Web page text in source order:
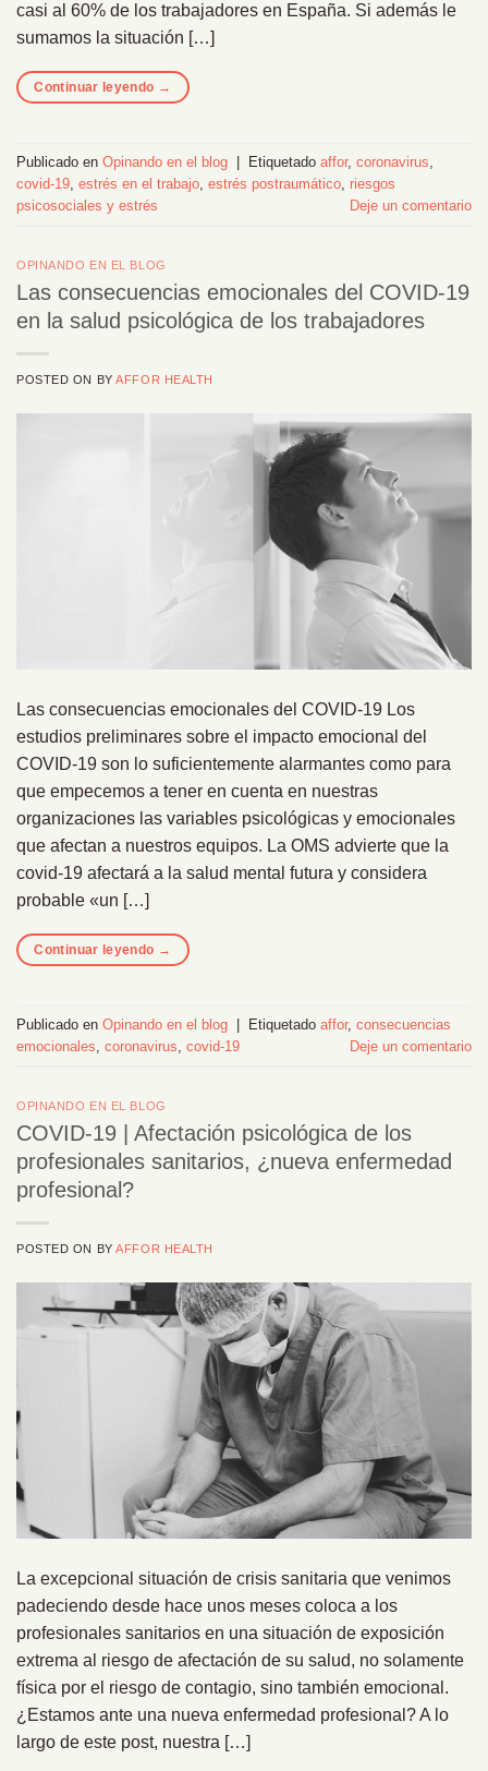
casi al 60% de los trabajadores en España. Si además le
sumamos la situación […]
Continuar leyendo →
Publicado en Opinando en el blog Etiquetado affor, coronavirus
covid-19 estrés en el trabajo estrés postraumático riesgos
psicosociales y estrés
Deje un comentario
OPINANDO EN EL BLOG
Las consecuencias emocionales del COVID-19
en la salud psicológica de los trabajadores
POSTED ON BYAFFOR HEALTH
Las consecuencias emocionales del COVID-19 Los
estudios preliminares sobre el impacto emocional del
COVID-19 son lo suficientemente alarmantes como para
que empecemos a tener en cuenta en nuestras
organizaciones las variables psicológicas y emocionales
que afectan a nuestros equipos. La OMS advierte que la
covid-19 afectará a la salud mental futura y considera
probable «un […]
Continuar leyendo →
Publicado en Opinando en el blog | Etiquetado affor, consecuencias
emocionales coronavirus covid-19 Deje un comentario
OPINANDO EN EL BLOG
COVID-19 | Afectación psicológica de los
profesionales sanitarios, ¿nueva enfermedad
profesional?
POSTED ON BYAFFOR HEALTH
La excepcional situación de crisis sanitaria que venimos
padeciendo desde hace unos meses coloca a los
profesionales sanitarios en una situación de exposición
extrema al riesgo de afectación de su salud, no solamente
física por el riesgo de contagio, sino también emocional.
¿Estamos ante una nueva enfermedad profesional? A lo
largo de este post, nuestra […]